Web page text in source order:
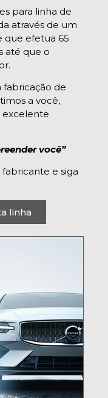
para linha de
através de um
que efetua 65
até que o
fabricação de
a você,
você”
e siga
linha